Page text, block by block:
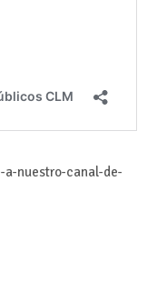
nuestro-canal-de-